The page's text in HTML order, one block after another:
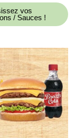
vos
/ Sauces !